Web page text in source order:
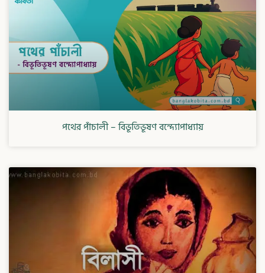
পথের পাঁচালী – বিভূতিভূষণ বন্দ্যোপাধ্যায়